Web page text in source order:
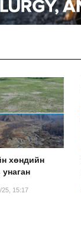
хөндийн
25, 15:17